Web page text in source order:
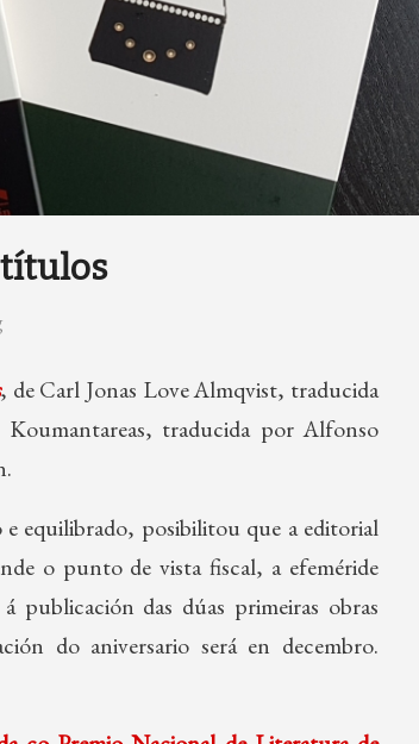
títulos
, de Carl Jonas Love Almqvist, traducida
traducida por Alfonso
equilibrado, posibilitou que a editorial
o punto de vista fiscal, a efeméride
publicación das dúas primeiras obras
do aniversario será en decembro.